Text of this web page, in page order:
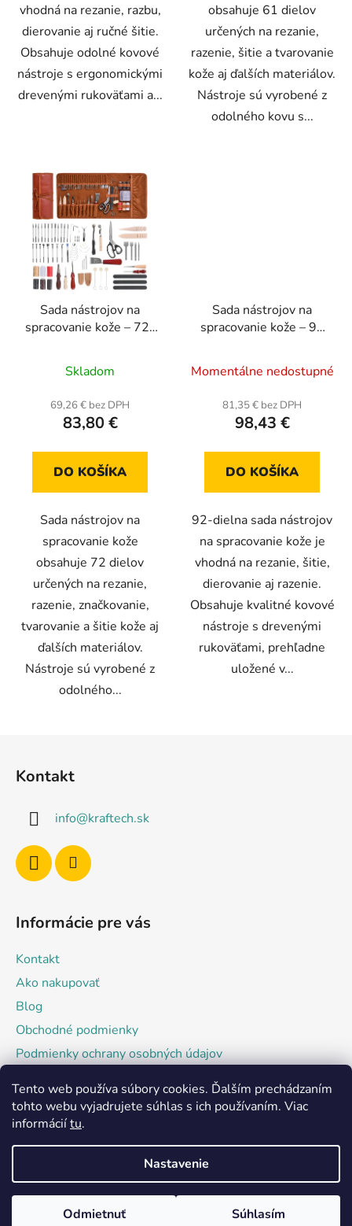
Tento web používa súbory cookies. Ďalším prechádzaním
tohto webu vyjadrujete súhlas s ich používaním. Viac
informáciítu.
Nastavenie
Odmietnuť Súhlasím
vhodná na rezanie, razbu,
dierovanie aj ručné šitie.
Obsahuje odolné kovové
nástroje s ergonomickými
drevenými rukoväťami a...
obsahuje 61 dielov
určených na rezanie,
razenie, šitie a tvarovanie
kože aj ďalších materiálov.
Nástroje sú vyrobené z
odolného kovu s...
Sada nástrojov na
spracovanie kože – 72-
razenie, pečiatkovanie a
šitiehodnotenie
produktu
je
z
Skladom
69,26 € bez DPH
83,80 €
DO KOŠÍKA
Sada nástrojov na
spracovanie kože
obsahuje 72 dielov
určených na rezanie,
razenie, značkovanie,
tvarovanie a šitie kože aj
ďalších materiálov.
Nástroje sú vyrobené z
odolného...
Sada nástrojov na
spracovanie kože – 92
pečiatkovanie a šitie
Momentálne nedostupné
81,35 € bez DPH
98,43 €
DO KOŠÍKA
92-dielna sada nástrojov
na spracovanie kože je
vhodná na rezanie, šitie,
dierovanie aj razenie.
Obsahuje kvalitné kovové
nástroje s drevenými
rukoväťami, prehľadne
uložené v...
Kontakt
info@kraftech.sk
Informácie pre vás
Kontakt
Ako nakupovať
Blog
Obchodné podmienky
Podmienky ochrany osobných údajov
Facebook
Vytvoril Shoptet